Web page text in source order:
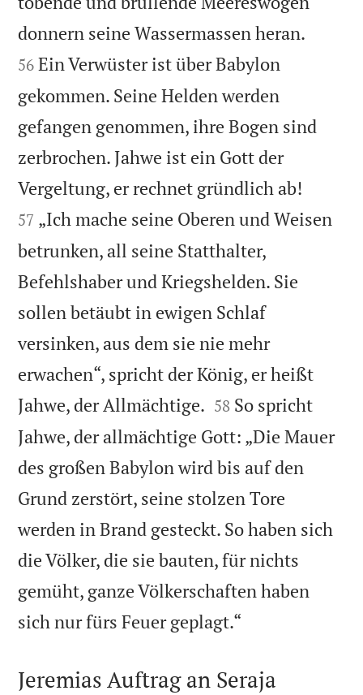
donnern seine Wassermassen heran.
56 Ein Verwüster ist über Babylon
gekommen. Seine Helden werden
gefangen genommen, ihre Bogen sind
zerbrochen. Jahwe ist ein Gott der
Vergeltung, er rechnet gründlich ab!
57 „Ich mache seine Oberen und Weisen
betrunken, all seine Statthalter,
Befehlshaber und Kriegshelden. Sie
sollen betäubt in ewigen Schlaf
versinken, aus dem sie nie mehr
erwachen“, spricht der König, er heißt
Jahwe, der Allmächtige. 

58 So spricht
Jahwe, der allmächtige Gott: „Die Mauer
des großen Babylon wird bis auf den
Grund zerstört, seine stolzen Tore
werden in Brand gesteckt. So haben sich
die Völker, die sie bauten, für nichts
gemüht, ganze Völkerschaften haben
sich nur fürs Feuer geplagt.“
Jeremias Auftrag an Seraja